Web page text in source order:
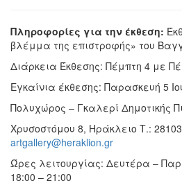
Πληροφορίες για την έκθεση:
βλέμμα της επιστροφής» του
Διάρκεια Έκθεσης: Πέμπτη 4 με
Εγκαίνια έκθεσης: Παρασκευή 5
Πολυχώρος – Γκαλερί Δημοτικής
Χρυσοστόμου 8, Ηράκλειο Τ.:
artgallery@heraklion.gr
Ώρες λειτουργίας: Δευτέρα –
18:00 – 21:00